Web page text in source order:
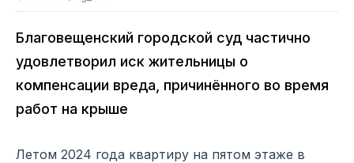
Благовещенский городской суд частично
удовлетворил иск жительницы о
компенсации вреда, причинённого во время
работ на крыше
Летом 2024 года квартиру на пятом этаже в